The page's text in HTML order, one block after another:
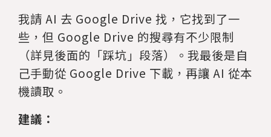
我請 AI 去 Google Drive 找，它找到了一
些，但 Google Drive 的搜尋有不少限制
（詳見後面的「踩坑」段落）。我最後是自
己手動從 Google Drive 下載，再讓 AI 從本
機讀取。
建議：